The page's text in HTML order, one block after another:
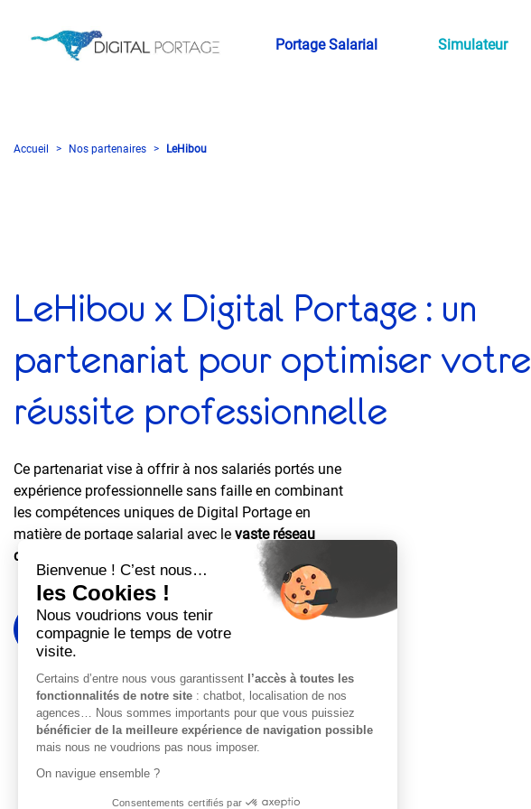
Portage Salarial Simulateur
Accueil Nos partenaires LeHibou
LeHibou x Digital Portage : un
partenariat pour optimiser votre
réussite professionnelle
Ce partenariat vise à offrir à nos salariés portés une
expérience professionnelle sans faille en combinant
les compétences uniques de Digital Portage en
matière de portage salarial avec le vaste réseau
d'experts sur LeHibou dans le domaine informatique
Nous contacter